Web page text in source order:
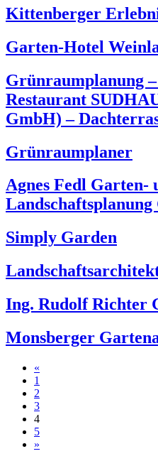
Kittenberger
Garten-Hotel
Grünraumplanung
Restaurant
GmbH) –
Grünraumplaner
Agnes Fedl Garten-
Simply Garden
Ing. Rudolf Richter
Monsberger
Beitragsnavigation
«
1
2
3
4
5
»